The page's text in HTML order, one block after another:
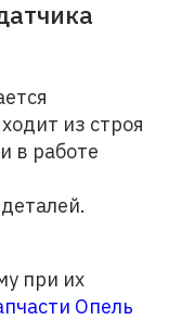
из строя
в работе
при их
Опель